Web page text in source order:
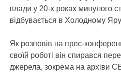
влади у 20-х роках минулого
відбувається в Холодному
Як розповів на прес-
своїй роботі він спирався
джерела, зокрема на архіви